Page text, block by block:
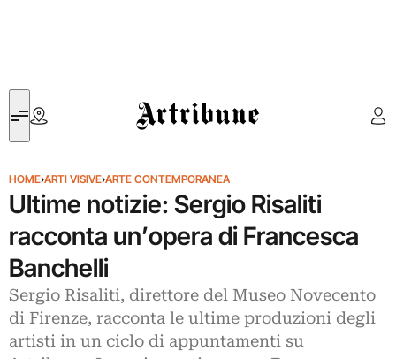
Artribune
HOME›ARTI VISIVE›ARTE CONTEMPORANEA
Ultime notizie: Sergio Risaliti
racconta un’opera di Francesca
Banchelli
Sergio Risaliti, direttore del Museo Novecento
di Firenze, racconta le ultime produzioni degli
artisti in un ciclo di appuntamenti su